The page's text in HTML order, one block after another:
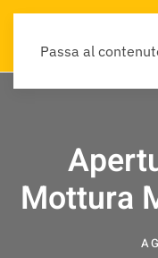
Passa al
Mottura